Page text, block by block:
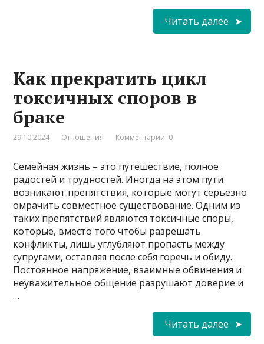
Читать далее
Как прекратить цикл
токсичных споров в
браке
29.10.2024 Отношения Комментарии: 0
Семейная жизнь – это путешествие, полное
радостей и трудностей. Иногда на этом пути
возникают препятствия, которые могут серьезно
омрачить совместное существование. Одним из
таких препятствий являются токсичные споры,
которые, вместо того чтобы разрешать
конфликты, лишь углубляют пропасть между
супругами, оставляя после себя горечь и обиду.
Постоянное напряжение, взаимные обвинения и
неуважительное общение разрушают доверие и
…
Читать далее